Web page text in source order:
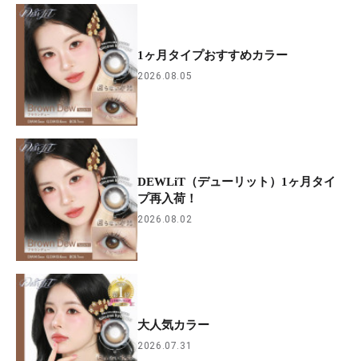
1ヶ月タイプおすすめカラー
2026.08.05
DEWLiT（デューリット）1ヶ月タイ
プ再入荷！
2026.08.02
大人気カラー
2026.07.31